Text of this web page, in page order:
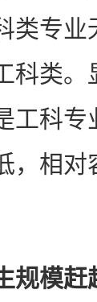
类专
科类
工科
，相
规模赶